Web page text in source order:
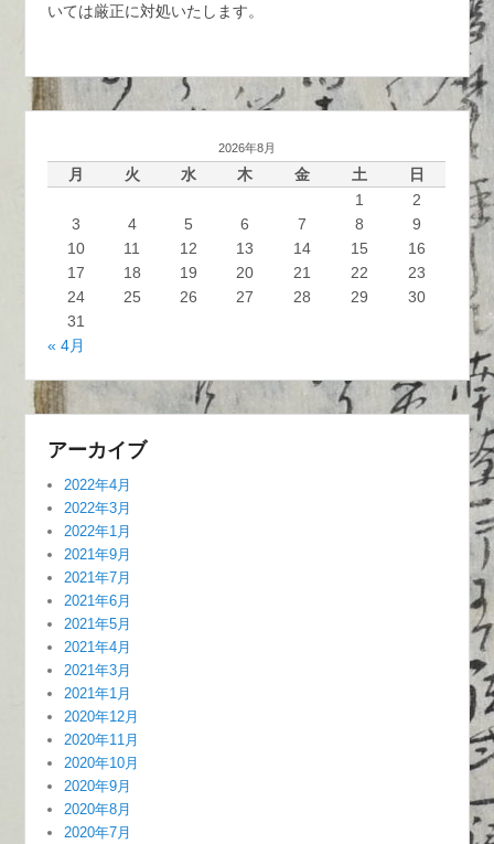
いては厳正に対処いたします。
2026年8月
月 火 水 木 金 土
日
1
2
3
4 5 6 7 8
9
10
11 12 13 14 15
16
17
18 19 20 21 22
23
24
25 26 27 28 29
30
31
« 4月
アーカイブ
2022年4月
2022年3月
2022年1月
2021年9月
2021年7月
2021年6月
2021年5月
2021年4月
2021年3月
2021年1月
2020年12月
2020年11月
2020年10月
2020年9月
2020年8月
2020年7月